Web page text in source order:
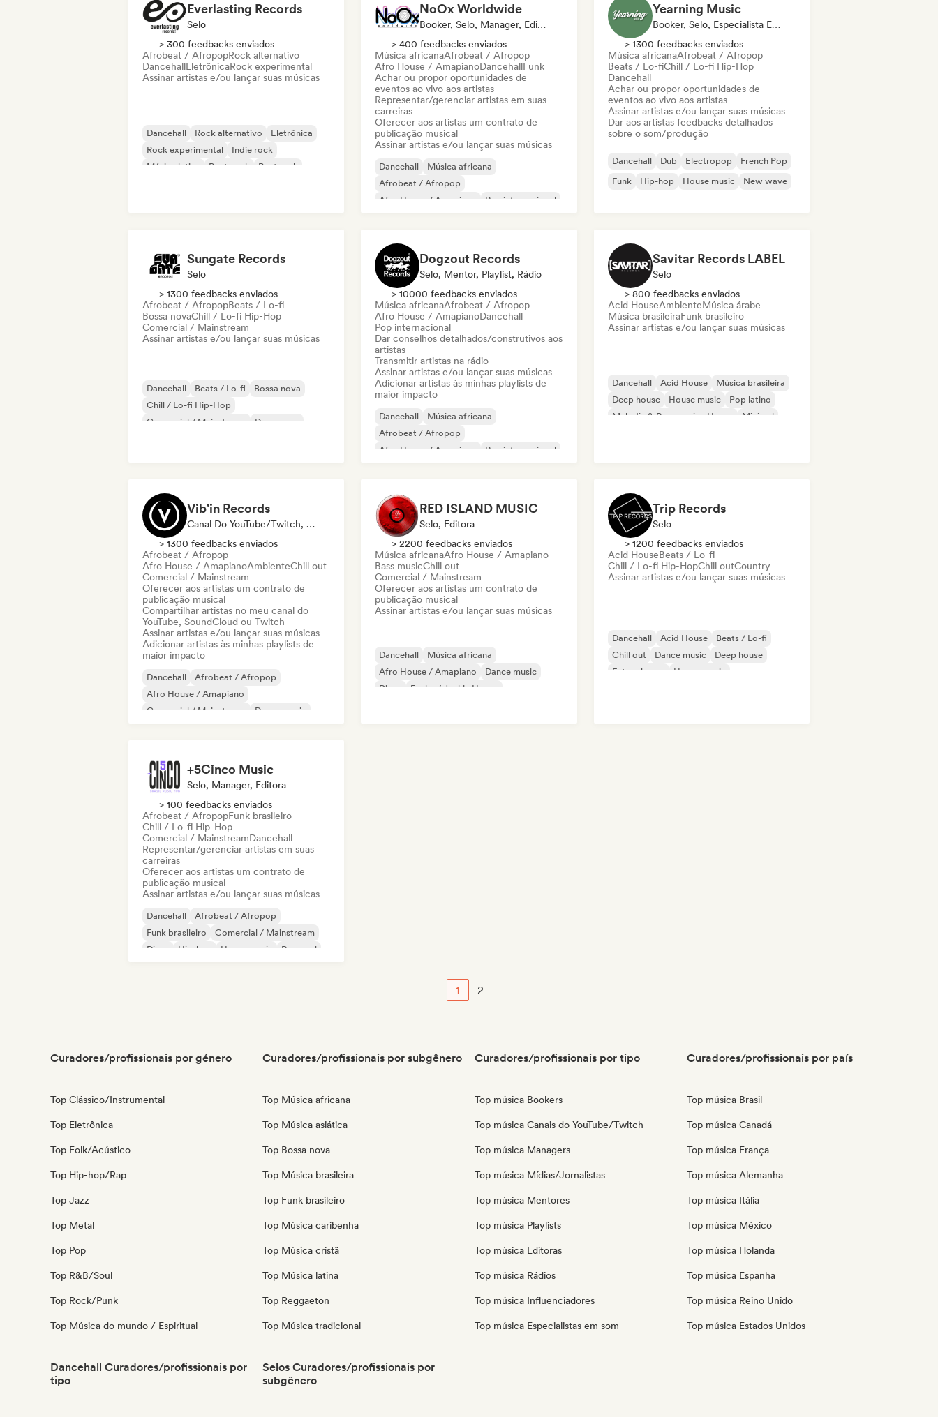
Everlasting Records
Selo
> 300 feedbacks enviados
Afrobeat / AfropopRock alternativo
DancehallEletrônicaRock experimental
Assinar artistas e/ou lançar suas músicas
Dancehall Rock alternativo
Eletrônica
Rock experimental
Indie rock
Música latina
Post punk Post rock
NoOx Worldwide
Booker, Selo, Manager, Editora
> 400 feedbacks enviados
Música africanaAfrobeat / Afropop
Afro House / AmapianoDancehallFunk
Achar ou propor oportunidades de
eventos ao vivo aos artistas
Representar/gerenciar artistas em suas
carreiras
Oferecer aos artistas um contrato de
publicação musical
Assinar artistas e/ou lançar suas músicas
Dancehall
Música africana
Afrobeat / Afropop
Afro House / Amapiano
Rap internacional
Yearning Music
Booker, Selo, Especialista Em Som
> 1300 feedbacks enviados
Música africanaAfrobeat / Afropop
Beats / Lo-fiChill / Lo-fi Hip-Hop
Dancehall
Achar ou propor oportunidades de
eventos ao vivo aos artistas
Assinar artistas e/ou lançar suas músicas
Dar aos artistas feedbacks detalhados
sobre o som/produção
Dancehall Dub Electropop
French Pop
Funk
Hip-hop House music New wave
Sungate Records
Selo
> 1300 feedbacks enviados
Afrobeat / AfropopBeats / Lo-fi
Bossa novaChill / Lo-fi Hip-Hop
Comercial / Mainstream
Assinar artistas e/ou lançar suas músicas
Dancehall Beats / Lo-fi
Bossa nova
Chill / Lo-fi Hip-Hop
Comercial / Mainstream
Dance pop
Dogzout Records
Selo, Mentor, Playlist, Rádio
> 10000 feedbacks enviados
Música africanaAfrobeat / Afropop
Afro House / AmapianoDancehall
Pop internacional
Dar conselhos detalhados/construtivos aos
artistas
Transmitir artistas na rádio
Assinar artistas e/ou lançar suas músicas
Adicionar artistas às minhas playlists de
maior impacto
Dancehall
Música africana
Afrobeat / Afropop
Afro House / Amapiano
Rap internacional
Savitar Records LABEL
Selo
> 800 feedbacks enviados
Acid HouseAmbienteMúsica árabe
Música brasileiraFunk brasileiro
Assinar artistas e/ou lançar suas músicas
Dancehall Acid House
Música brasileira
Deep house
House music
Pop latino
Melodic & Progressive House
Minimal
Vib'in Records
Canal Do YouTube/Twitch, Selo, Playlist, Editora
> 1300 feedbacks enviados
Afrobeat / Afropop
Afro House / AmapianoAmbienteChill out
Comercial / Mainstream
Oferecer aos artistas um contrato de
publicação musical
Compartilhar artistas no meu canal do
YouTube, SoundCloud ou Twitch
Assinar artistas e/ou lançar suas músicas
Adicionar artistas às minhas playlists de
maior impacto
Dancehall
Afrobeat / Afropop
Afro House / Amapiano
Comercial / Mainstream
Dance music
RED ISLAND MUSIC
Selo, Editora
> 2200 feedbacks enviados
Música africanaAfro House / Amapiano
Bass musicChill out
Comercial / Mainstream
Oferecer aos artistas um contrato de
publicação musical
Assinar artistas e/ou lançar suas músicas
Dancehall
Música africana
Afro House / Amapiano
Dance music
Disco
Funky / Jackin House
Trip Records
Selo
> 1200 feedbacks enviados
Acid HouseBeats / Lo-fi
Chill / Lo-fi Hip-HopChill outCountry
Assinar artistas e/ou lançar suas músicas
Dancehall Acid House
Beats / Lo-fi
Chill out
Dance music
Deep house
Future house
House music
+5Cinco Music
Selo, Manager, Editora
> 100 feedbacks enviados
Afrobeat / AfropopFunk brasileiro
Chill / Lo-fi Hip-Hop
Comercial / MainstreamDancehall
Representar/gerenciar artistas em suas
carreiras
Oferecer aos artistas um contrato de
publicação musical
Assinar artistas e/ou lançar suas músicas
Dancehall
Afrobeat / Afropop
Funk brasileiro
Comercial / Mainstream
Disco
Hip-hop House music Pop soul
1 2
Curadores/profissionais por género
Top Clássico/Instrumental
Top Eletrônica
Top Folk/Acústico
Top Hip-hop/Rap
Top Jazz
Top Metal
Top Pop
Top R&B/Soul
Top Rock/Punk
Top Música do mundo / Espiritual
Curadores/profissionais por subgênero
Top Música africana
Top Música asiática
Top Bossa nova
Top Música brasileira
Top Funk brasileiro
Top Música caribenha
Top Música cristã
Top Música latina
Top Reggaeton
Top Música tradicional
Curadores/profissionais por tipo
Top música Bookers
Top música Canais do YouTube/Twitch
Top música Managers
Top música Mídias/Jornalistas
Top música Mentores
Top música Playlists
Top música Editoras
Top música Rádios
Top música Influenciadores
Top música Especialistas em som
Curadores/profissionais por país
Top música Brasil
Top música Canadá
Top música França
Top música Alemanha
Top música Itália
Top música México
Top música Holanda
Top música Espanha
Top música Reino Unido
Top música Estados Unidos
Dancehall Curadores/profissionais por
tipo
Selos Curadores/profissionais por
subgênero